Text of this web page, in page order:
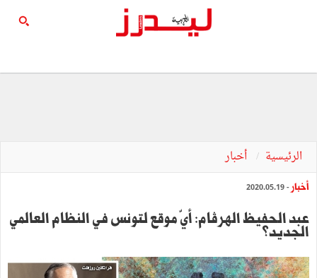
الرئيسية أخبار
أخبار - 2020.05.19
عبد الحفيظ الهرڤام: أيّ موقع لتونس في النظام العالمي
الجديد؟